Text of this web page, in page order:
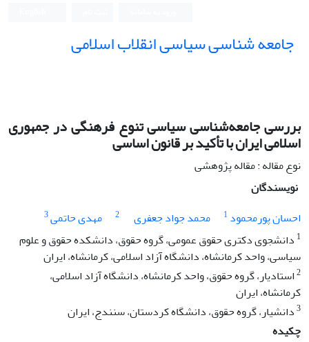
جامعه شناسی سیاسی انقلاب اسلامی
بررسی جامعه‌شناسی سیاسی تنوع فرهنگی در جمهوری
اسلامی ایران با تأکید بر قانون اساسی
نوع مقاله : مقاله پژوهشی
نویسندگان
احسان پورمحمود 1 محمد جواد جعفری 2 مهدی حاتمی3
1 دانشجوی دکتری حقوق عمومی، گروه حقوق، دانشکده حقوق و علوم
سیاسی، واحد کرمانشاه، دانشگاه آزاد اسلامی، کرمانشاه، ایران
2استادیار، گروه حقوق، واحد کرمانشاه، دانشگاه آزاد اسلامی،
کرمانشاه، ایران
3دانشیار، گروه حقوق، دانشگاه کردستان، سنندج، ایران
چکیده